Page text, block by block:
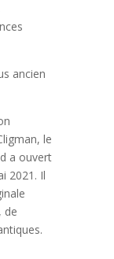
ancien
le
a ouvert
2021. Il
de